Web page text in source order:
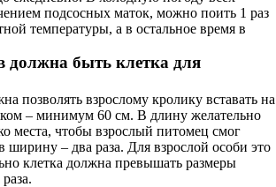
подсосных маток, можно поить 1 раз
температуры, а в остальное время в
должна быть клетка для
позволять взрослому кролику вставать на
– минимум 60 см. В длину желательно
места, чтобы взрослый питомец смог
ширину – два раза. Для взрослой особи это
клетка должна превышать размеры